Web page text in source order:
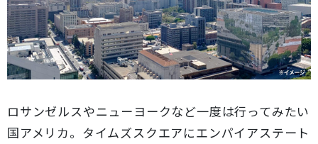
ロサンゼルスやニューヨークなど一度は行ってみたい
国アメリカ。タイムズスクエアにエンパイアステート